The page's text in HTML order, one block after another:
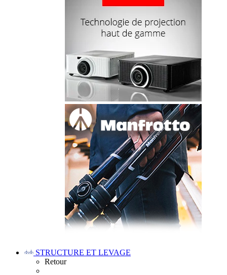
STRUCTURE ET LEVAGE
Retour